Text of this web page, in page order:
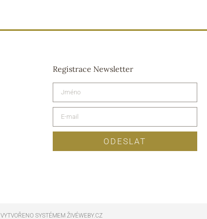
Registrace Newsletter
ODESLAT
VYTVOŘENO SYSTÉMEM ŽIVÉWEBY.CZ